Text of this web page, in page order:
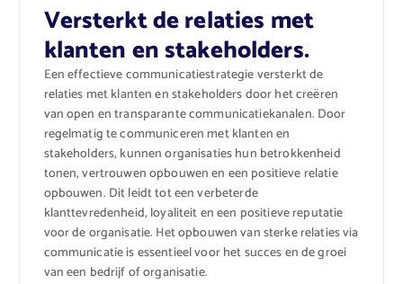
Versterkt de relaties met
klanten en stakeholders.
Een effectieve communicatiestrategie versterkt de
relaties met klanten en stakeholders door het creëren
van open en transparante communicatiekanalen. Door
regelmatig te communiceren met klanten en
stakeholders, kunnen organisaties hun betrokkenheid
tonen, vertrouwen opbouwen en een positieve relatie
opbouwen. Dit leidt tot een verbeterde
klanttevredenheid, loyaliteit en een positieve reputatie
voor de organisatie. Het opbouwen van sterke relaties via
communicatie is essentieel voor het succes en de groei
van een bedrijf of organisatie.